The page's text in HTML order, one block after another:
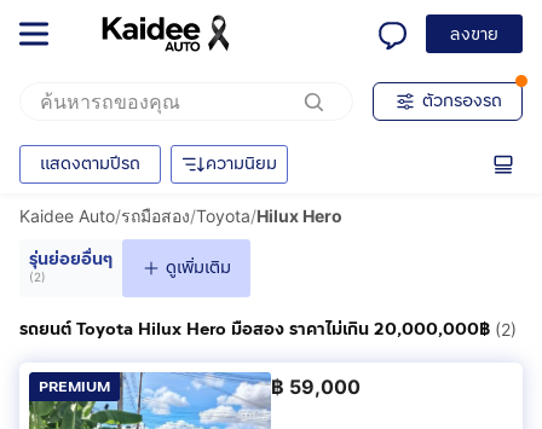
ลงขาย
ตัวกรองรถ
แสดงตามปีรถ ความนิยม
Kaidee Auto/รถมือสอง/Toyota/Hilux Hero
รุ่นย่อยอื่นๆ
(2) ดูเพิ่มเติม
รถยนต์ Toyota Hilux Hero มือสอง ราคาไม่เกิน 20,000,000฿ (2)
PREMIUM ฿ 59,000